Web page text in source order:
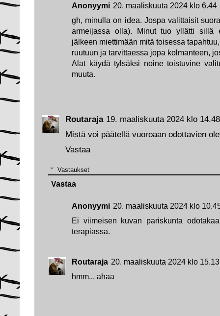
Routaraja 19. maaliskuuta 2024 klo 14.48
Mistä voi päätellä vuoroaan odottavien
Vastaa
Vastaukset
Anonyymi 20. maaliskuuta 2024 klo
Ei viimeisen kuvan pariskunta
terapiassa.
Routaraja 20. maaliskuuta 2024 klo 15.13
hmm... ahaa
Vastaa
Anonyymi 20. maaliskuuta 2024 klo 6.44
gh, minulla on idea. Jospa valittaisit
armeijassa olla). Minut tuo yllätti sillä
jälkeen miettimään mitä toisessa
ruutuun ja tarvittaessa jopa kolmanteen,
Alat käydä tylsäksi noine toistuvine
muuta.